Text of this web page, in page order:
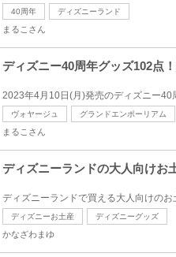
40周年 ディズニーランド
まるこさん
ディズニー40周年グッズ102点
2023年4月10日(月)発売のディズニー
ヴォヤージュ グランドエンポーリアム
まるこさん
ディズニーランドの大人向けお
ディズニーランドで買える大人向けの
ディズニーお土産 ディズニーグッズ
かなざわまゆ